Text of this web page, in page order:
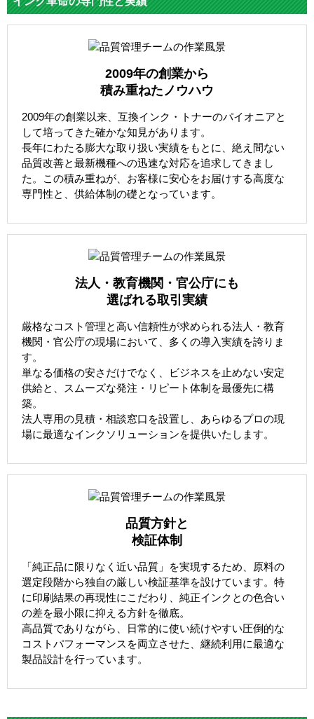
2009年の創業から
積み重ねたノウハウ
2009年の創業以来、互換インク・トナーのパイオニアと
して培ってきた確かな知見があります。
長年にわたる膨大な取り扱い実績をもとに、絶え間ない
品質改善と最新機種への迅速な対応を追求してきまし
た。この積み重ねが、お客様に安心をお届けする高度な
専門性と、供給体制の礎となっています。
法人・教育機関・官公庁にも
選ばれる取引実績
厳格なコスト管理と高い信頼性が求められる法人・教育
機関・官公庁の現場において、多くの導入実績を誇りま
す。
単なる価格の安さだけでなく、ビジネスを止めない安定
供給と、スムーズな発注・リピート体制を最優先に構
築。
法人専用の見積・相談窓口を設置し、あらゆるプロの現
場に最適なインクソリューションを提供いたします。
品質方針と
検証体制
「純正品に限りなく近い品質」を実現するため、原料の
選定段階から独自の厳しい検証基準を設けています。特
に印刷結果の再現性にこだわり、純正インクとの色合い
の差を最小限に抑える方針を徹底。
高品質でありながら、日常的に使い続けやすい圧倒的な
コストパフォーマンスを両立させた、継続利用に最適な
製品設計を行っています。